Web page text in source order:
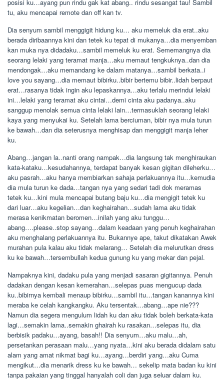
posisi ku…ayang pun rindu gak kat abang.. rindu sesangat tau! Sambil
tu, aku mencapai remote dan off kan tv.
Dia senyum sambil menggigit hidung ku… aku memeluk dia erat..aku
berada diribaannya kini dan tetek ku tepat di mukanya…dia menyemban
kan muka nya didadaku…sambil memeluk ku erat. Sememangnya dia
seorang lelaki yang teramat manja…aku memaut tengkuknya..dan dia
mendongak…aku memandang ke dalam matanya…sambil berkata..i
love you sayang…dia memaut bibirku..bibir bertemu bibir..lidah berpaut
erat…rasanya tidak ingin aku lepaskannya…aku terlalu merindui lelaki
ini…lelaki yang teramat aku cintai…demi cinta aku padanya..aku
sanggup menolak semua cinta lelaki lain…termasuklah seorang lelaki
kaya yang menyukai ku. Setelah lama berciuman, bibir nya mula turun
ke bawah…dan dia seterusnya menghisap dan menggigit manja leher
ku.
Abang…jangan la..nanti orang nampak…dia langsung tak menghiraukan
kata-kataku…kesudahannya, terdapat banyak kesan gigitan dileherku…
aku pasrah…aku hanya membiarkan sahaja perlakuannya itu…kemudia
dia mula turun ke dada…tangan nya yang sedari tadi dok meramas
tetek ku…kini mula mencapai butang baju ku…dia mengigit tetek ku
dari luar…aku kegelian…dan keghairahan…sudah lama aku tidak
merasa kenikmatan beromen…inilah yang aku tunggu…
abang….please..stop sayang…dalam keadaan yang penuh keghairahan
aku menghalang perlakuannya itu. Bukannye ape, takut dikatakan Awek
murahan pula kalau aku tidak melarang… Setelah dia melurutkan dress
ku ke bawah…tersembullah kedua gunung ku yang mekar dan pejal.
Nampaknya kini, dadaku pula yang menjadi sasaran gigitannya. Penuh
dadakan dengan kesan kemerahan…selepas puas mengucup dada
ku..bibirnya kembali menaup bibirku…sambil itu…tangan kanannya kini
meraba ke celah kangkangku. Aku tersentak…abang…ape nie???
Namun dia segera mengulum lidah ku dan aku tidak boleh berkata-kata
lagi…semakin lama..semakin ghairah ku rasakan…selepas itu, dia
berbisik padaku…ayang, basah!! Dia senyum…aku malu…ah,
persetankan perasaan malu…yang nyata…kini aku berada didalam satu
alam yang amat nikmat bagi ku…ayang…berdiri yang…aku Cuma
mengikut…dia menarik dress ku ke bawah… sekelip mata badan ku kini
tanpa pakaian yang tinggal hanyalah coli dan juga seluar dalam ku.